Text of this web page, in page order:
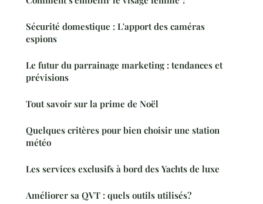
Sécurité domestique : L'apport des caméras
espions
Le futur du parrainage marketing : tendances et
prévisions
Tout savoir sur la prime de Noël
Quelques critères pour bien choisir une station
météo
Les services exclusifs à bord des Yachts de luxe
Améliorer sa QVT : quels outils utilisés?